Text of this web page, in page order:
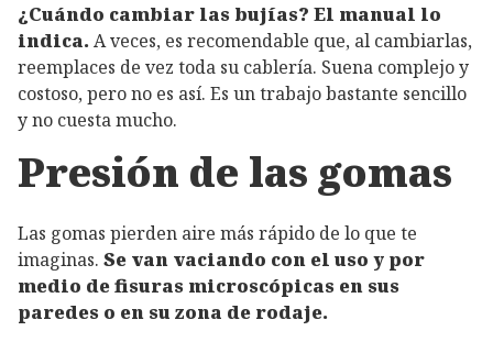
¿Cuándo cambiar las bujías? El manual lo
indica. A veces, es recomendable que, al cambiarlas,
reemplaces de vez toda su cablería. Suena complejo y
costoso, pero no es así. Es un trabajo bastante sencillo
y no cuesta mucho.
Presión de las gomas
Las gomas pierden aire más rápido de lo que te
imaginas. Se van vaciando con el uso y por
medio de fisuras microscópicas en sus
paredes o en su zona de rodaje.